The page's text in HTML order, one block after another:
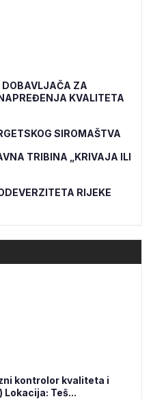
DOBAVLJAČA ZA
KVALITETA
SIROMAŠTVA
TRIBINA „KRIVAJA ILI
RIJEKE
kontrolor kvaliteta i
Teš...